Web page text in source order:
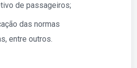
de passageiros;
das normas
entre outros.